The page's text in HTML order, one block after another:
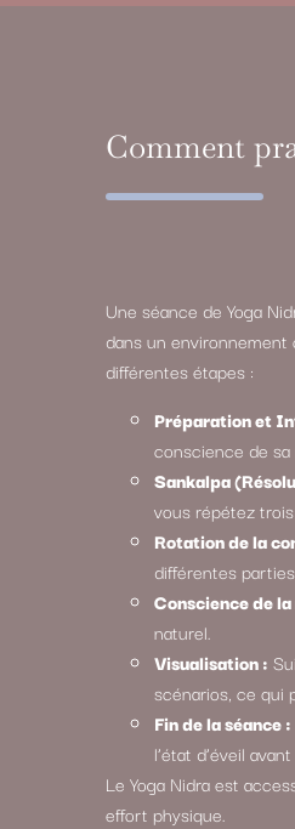
Comment
Une séance de Yoga
dans un
différentes étapes :
Préparation et
conscience de
Sankalpa
vous répétez
Rotation de la
différentes
Conscience de
naturel.
Visualisation :
scénarios, ce qui
Fin de la séance :
l’état d’éveil
Le Yoga Nidra est
effort physique.